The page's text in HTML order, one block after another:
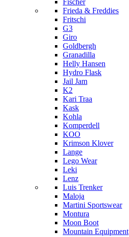
Fischer
Frieda & Freddies
Fritschi
G3
Giro
Goldbergh
Granadilla
Helly Hansen
Hydro Flask
Jail Jam
K2
Kari Traa
Kask
Kohla
Komperdell
KOO
Krimson Klover
Lange
Lego Wear
Leki
Lenz
Luis Trenker
Maloja
Martini Sportswear
Montura
Moon Boot
Mountain Equipment